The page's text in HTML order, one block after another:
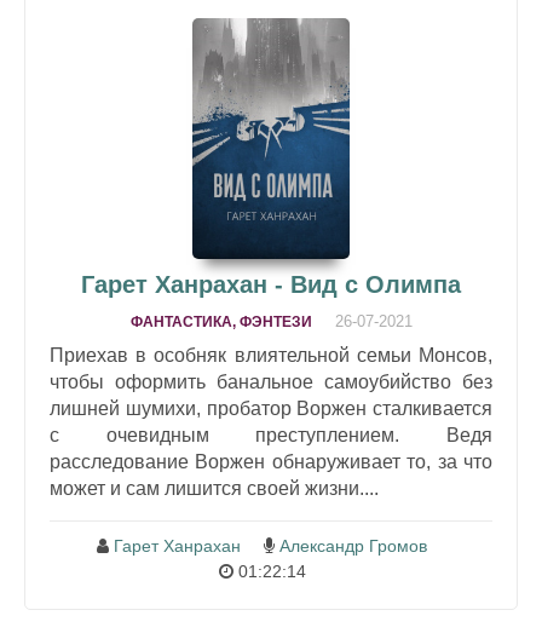
Гарет Ханрахан - Вид с Олимпа
ФАНТАСТИКА, ФЭНТЕЗИ 26-07-2021
Приехав в особняк влиятельной семьи Монсов,
чтобы оформить банальное самоубийство без
лишней шумихи, пробатор Воржен сталкивается
с очевидным преступлением. Ведя
расследование Воржен обнаруживает то, за что
может и сам лишится своей жизни....
Гарет Ханрахан
Александр Громов
01:22:14